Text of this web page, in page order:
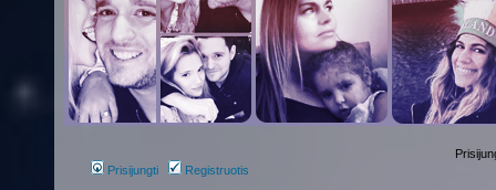
Prisijungti Registruotis